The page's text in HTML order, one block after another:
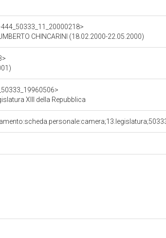
CHINCARINI (18.02.2000-22.05.2000)
XIII della Repubblica